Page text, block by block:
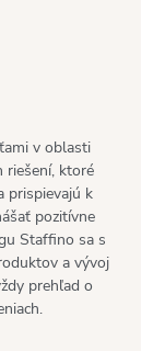
v oblasti
riešení, ktoré
prispievajú k
pozitívne
Staffino sa s
a vývoj
prehľad o